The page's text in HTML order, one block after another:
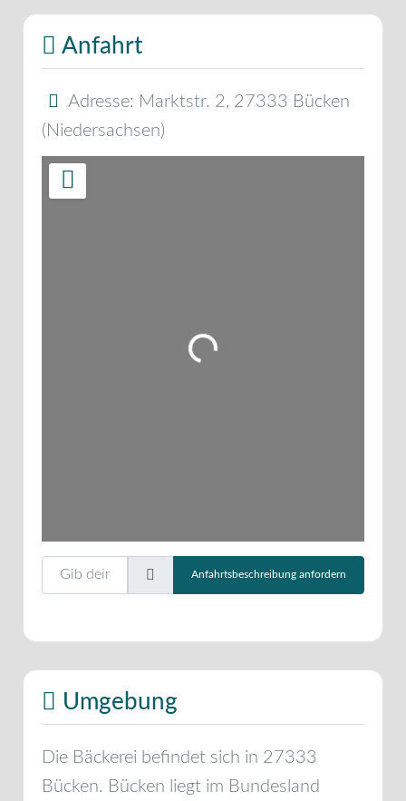
Anfahrt
Adresse: Marktstr. 2, 27333 Bücken
( Niedersachsen)
Wird geladen …
Gib deinen Standort ein.
Anfahrtsbeschreibung anfordern
Umgebung
Die Bäckerei befindet sich in 27333
Bücken. Bücken liegt im Bundesland